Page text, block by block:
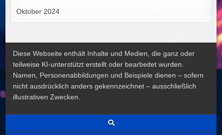
Oktober 2024
Diese Webseite enthält Inhalte und Medien, die ganz oder
teilweise KI-unterstützt erstellt oder bearbeitet wurden.
Namen, Personenabbildungen und Beispiele dienen – sofern
nicht ausdrücklich anders gekennzeichnet – ausschließlich
illustrativen Zwecken.